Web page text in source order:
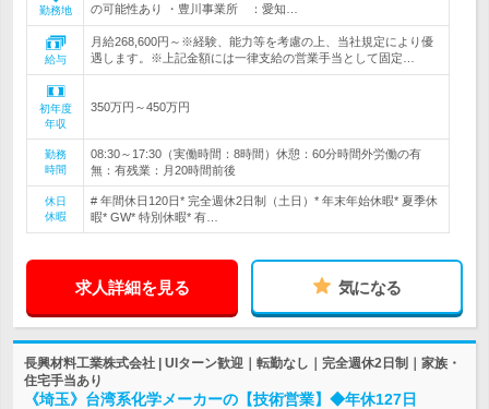
勤務地
の可能性あり ・豊川事業所 ：愛知…
給与
月給268,600円～※経験、能力等を考慮の上、当社規定により優
遇します。※上記金額には一律支給の営業手当として固定…
初年度
年収
350万円～450万円
勤務
時間
08:30～17:30（実働時間：8時間）休憩：60分時間外労働の有
無：有残業：月20時間前後
休日
休暇
# 年間休日120日* 完全週休2日制（土日）* 年末年始休暇* 夏季休
暇* GW* 特別休暇* 有…
求人詳細を見る 気になる
長興材料工業株式会社 | UIターン歓迎｜転勤なし｜完全週休2日制｜家族・
住宅手当あり
《埼玉》台湾系化学メーカーの【技術営業】◆年休127日